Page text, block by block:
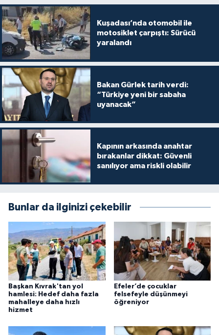
Kuşadası’nda otomobil ile
motosiklet çarpıştı: Sürücü
yaralandı
Bakan Gürlek tarih verdi:
“Türkiye yeni bir sabaha
uyanacak”
Kapının arkasında anahtar
bırakanlar dikkat: Güvenli
sanılıyor ama riskli olabilir
Bunlar da ilginizi çekebilir
Başkan Kıvrak'tan yol
hamlesi: Hedef daha fazla
mahalleye daha hızlı
hizmet
Efeler’de çocuklar
felsefeyle düşünmeyi
öğreniyor